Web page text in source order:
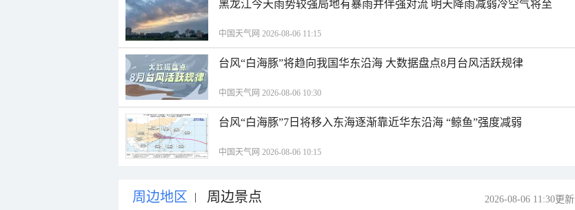
黑龙江今天雨势较强局地有暴雨并伴强对流 明天降雨减弱冷空气将至
中国天气网 2026-08-06 11:15
台风“白海豚”将趋向我国华东沿海 大数据盘点8月台风活跃规律
中国天气网 2026-08-06 10:30
台风“白海豚”7日将移入东海逐渐靠近华东沿海 “鲸鱼”强度减弱
中国天气网 2026-08-06 10:15
周边地区 | 周边景点 2026-08-06 11:30更新